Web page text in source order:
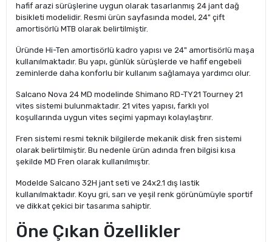
hafif arazi sürüşlerine uygun olarak tasarlanmış 24 jant dağ
bisikleti modelidir. Resmi ürün sayfasında model, 24" çift
amortisörlü MTB olarak belirtilmiştir.
Üründe Hi-Ten amortisörlü kadro yapısı ve 24" amortisörlü maşa
kullanılmaktadır. Bu yapı, günlük sürüşlerde ve hafif engebeli
zeminlerde daha konforlu bir kullanım sağlamaya yardımcı olur.
Salcano Nova 24 MD modelinde Shimano RD-TY21 Tourney 21
vites sistemi bulunmaktadır. 21 vites yapısı, farklı yol
koşullarında uygun vites seçimi yapmayı kolaylaştırır.
Fren sistemi resmi teknik bilgilerde mekanik disk fren sistemi
olarak belirtilmiştir. Bu nedenle ürün adında fren bilgisi kısa
şekilde MD Fren olarak kullanılmıştır.
Modelde Salcano 32H jant seti ve 24x2.1 dış lastik
kullanılmaktadır. Koyu gri, sarı ve yeşil renk görünümüyle sportif
ve dikkat çekici bir tasarıma sahiptir.
Öne Çıkan Özellikler